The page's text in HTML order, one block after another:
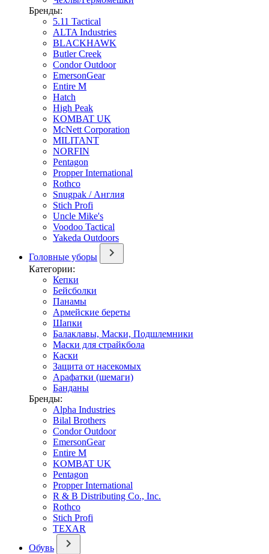
Бренды:
5.11 Tactical
ALTA Industries
BLACKHAWK
Butler Creek
Condor Outdoor
EmersonGear
Entire M
Hatch
High Peak
KOMBAT UK
McNett Corporation
MILITANT
NORFIN
Pentagon
Propper International
Rothco
Snugpak / Англия
Stich Profi
Uncle Mike's
Voodoo Tactical
Yakeda Outdoors
Головные уборы
Категории:
Кепки
Бейсболки
Панамы
Армейские береты
Шапки
Балаклавы, Маски, Подшлемники
Маски для страйкбола
Каски
Защита от насекомых
Арафатки (шемаги)
Банданы
Бренды:
Alpha Industries
Bilal Brothers
Condor Outdoor
EmersonGear
Entire M
KOMBAT UK
Pentagon
Propper International
R & B Distributing Co., Inc.
Rothco
Stich Profi
TEXAR
Обувь